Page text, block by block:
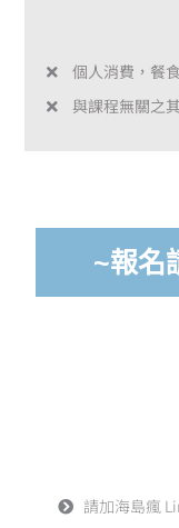
個人消費，餐
與課程無關之
~報名
請加海島瘋